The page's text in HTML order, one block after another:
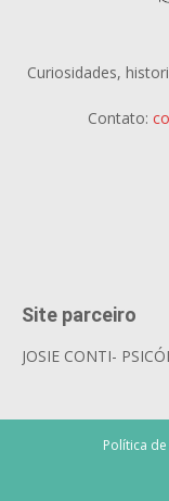
Curiosidades,
Contato:
Site parceiro
JOSIE CONTI-
Política